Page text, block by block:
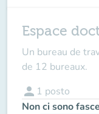
Espace
Un bureau de
de 12 bureaux.
person 1 posto
Non ci sono